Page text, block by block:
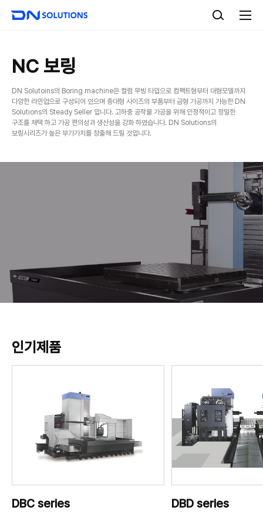
D
N
u
t
i
o
n
s
전
NC 보링
DN Solutoins의 Boring machine은 컬럼 무빙 타입으로 컴팩트형부터 대형모델까지
다양한 라인업으로 구성되어 있으며 중대형 사이즈의 부품부터 금형 가공까지 가능한 DN
Solutions의 Steady Seller 입니다. 고하중 공작물 가공을 위해 안정적이고 정밀한
구조를 채택 하고 가공 편의성과 생산성을 강화 하였습니다. DN Solutions의
보링시리즈가 높은 부가가치를 창출해 드릴 것입니다.
인기제품
DBC series DBD series